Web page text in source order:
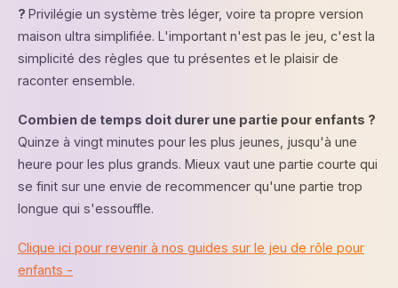
? Privilégie un système très léger, voire ta propre version
maison ultra simplifiée. L'important n'est pas le jeu, c'est la
simplicité des règles que tu présentes et le plaisir de
raconter ensemble.
Combien de temps doit durer une partie pour enfants ?
Quinze à vingt minutes pour les plus jeunes, jusqu'à une
heure pour les plus grands. Mieux vaut une partie courte qui
se finit sur une envie de recommencer qu'une partie trop
longue qui s'essouffle.
Clique ici pour revenir à nos guides sur le jeu de rôle pour
enfants -